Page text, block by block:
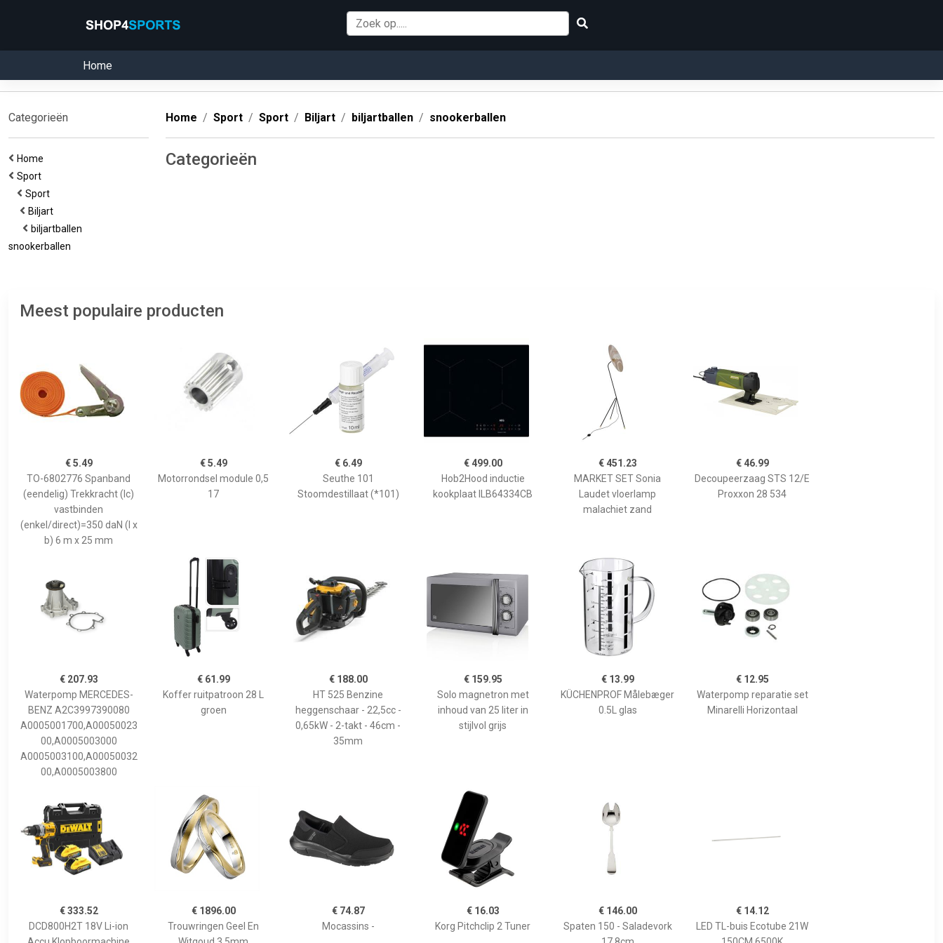
Home
Categorieën
Home
Sport
Sport
Biljart
biljartballen
snookerballen
Home Sport Sport Biljart biljartballen snookerballen
Categorieën
Meest populaire producten
€ 5.49
TO-6802776 Spanband
(eendelig) Trekkracht (lc)
vastbinden
(enkel/direct)=350 daN (l x
b) 6 m x 25 mm
€ 5.49
Motorrondsel module 0,5
17
€ 6.49
Seuthe 101
Stoomdestillaat (*101)
€ 499.00
Hob2Hood inductie
kookplaat ILB64334CB
€ 451.23
MARKET SET Sonia
Laudet vloerlamp
malachiet zand
€ 46.99
Decoupeerzaag STS 12/E
Proxxon 28 534
€ 207.93
Waterpomp MERCEDES-
BENZ A2C3997390080
A0005001700,A00050023
00,A0005003000
A0005003100,A00050032
00,A0005003800
€ 61.99
Koffer ruitpatroon 28 L
groen
€ 188.00
HT 525 Benzine
heggenschaar - 22,5cc -
0,65kW - 2-takt - 46cm -
35mm
€ 159.95
Solo magnetron met
inhoud van 25 liter in
stijlvol grijs
€ 13.99
KÜCHENPROF Målebæger
0.5L glas
€ 12.95
Waterpomp reparatie set
Minarelli Horizontaal
€ 333.52
DCD800H2T 18V Li-ion
€ 1896.00
Trouwringen Geel En
€ 74.87
Mocassins -
€ 16.03
Korg Pitchclip 2 Tuner
€ 146.00
Spaten 150 - Saladevork
€ 14.12
LED TL-buis Ecotube 21W